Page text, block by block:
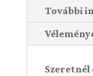
További
Szeretnél